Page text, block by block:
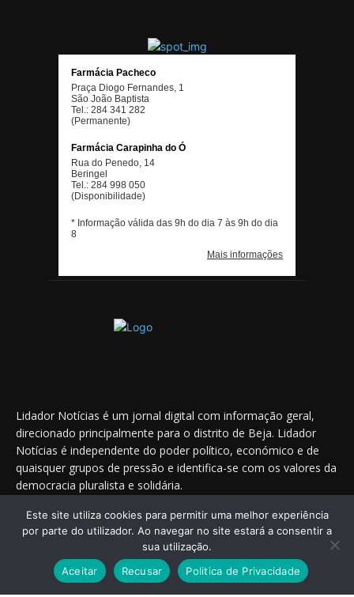
Lidador Notícias é um jornal digital com informação geral,
direcionado principalmente para o distrito de Beja. Lidador
Notícias é independente do poder político, económico e de
quaisquer grupos de pressão e identifica-se com os valores da
democracia pluralista e solidária.
Saiba onde nos encontrar nas redes sociais
Este site utiliza cookies para permitir uma melhor experiência
por parte do utilizador. Ao navegar no site estará a consentir a
sua utilização.
Aceitar
Recusar Politica de Privacidade